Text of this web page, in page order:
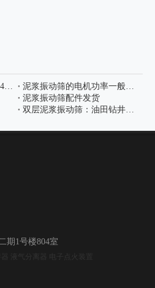
恒联石油直线振动筛HZS604*2已成功发货
泥浆振动筛的电机功率一般是多大
泥浆振动筛配件发货
双层泥浆振动筛：油田钻井中的创新固液分离设备
期1号楼804室